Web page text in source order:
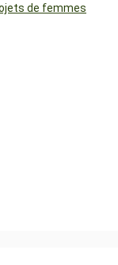
de femmes